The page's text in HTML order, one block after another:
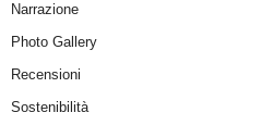
Narrazione
Photo Gallery
Recensioni
Sostenibilità